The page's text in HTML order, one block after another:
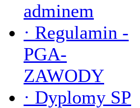
adminem
· Regulamin -
PGA-
ZAWODY
· Dyplomy SP